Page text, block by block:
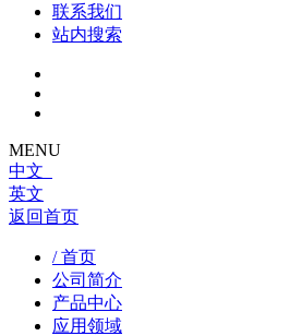
联系我们
站内搜索
MENU
中文
英文
返回首页
/ 首页
公司简介
产品中心
应用领域